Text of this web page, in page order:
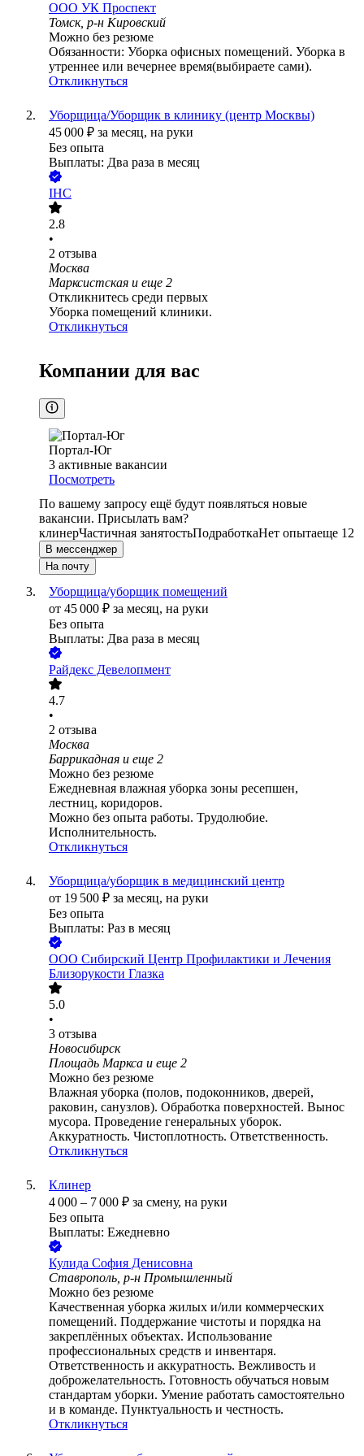
ООО УК Проспект
Томск, р-н Кировский
Можно без резюме
Обязанности: Уборка офисных помещений. Уборка в
утреннее или вечернее время(выбираете сами).
Откликнуться
Уборщица/Уборщик в клинику (центр Москвы)
45 000 ₽ за месяц, на руки
Без опыта
Выплаты: Два раза в месяц
IHC
2.8
•
2 отзыва
Москва
Марксистская и еще 2
Откликнитесь среди первых
Уборка помещений клиники.
Откликнуться
Компании для вас
Портал-Юг
3 активные вакансии
Посмотреть
По вашему запросу ещё будут появляться новые
вакансии. Присылать вам?
клинерЧастичная занятостьПодработкаНет опытаеще 12
В мессенджер
На почту
Уборщица/уборщик помещений
от 45 000 ₽ за месяц, на руки
Без опыта
Выплаты: Два раза в месяц
Райдекс Девелопмент
4.7
•
2 отзыва
Москва
Баррикадная и еще 2
Можно без резюме
Ежедневная влажная уборка зоны ресепшен,
лестниц, коридоров.
Можно без опыта работы. Трудолюбие.
Исполнительность.
Откликнуться
Уборщица/уборщик в медицинский центр
от 19 500 ₽ за месяц, на руки
Без опыта
Выплаты: Раз в месяц
ООО Сибирский Центр Профилактики и Лечения
Близорукости Глазка
5.0
•
3 отзыва
Новосибирск
Площадь Маркса и еще 2
Можно без резюме
Влажная уборка (полов, подоконников, дверей,
раковин, санузлов). Обработка поверхностей. Вынос
мусора. Проведение генеральных уборок.
Аккуратность. Чистоплотность. Ответственность.
Откликнуться
Клинер
4 000 – 7 000 ₽ за смену, на руки
Без опыта
Выплаты: Ежедневно
Кулида София Денисовна
Ставрополь, р-н Промышленный
Можно без резюме
Качественная уборка жилых и/или коммерческих
помещений. Поддержание чистоты и порядка на
закреплённых объектах. Использование
профессиональных средств и инвентаря.
Ответственность и аккуратность. Вежливость и
доброжелательность. Готовность обучаться новым
стандартам уборки. Умение работать самостоятельно
и в команде. Пунктуальность и честность.
Откликнуться